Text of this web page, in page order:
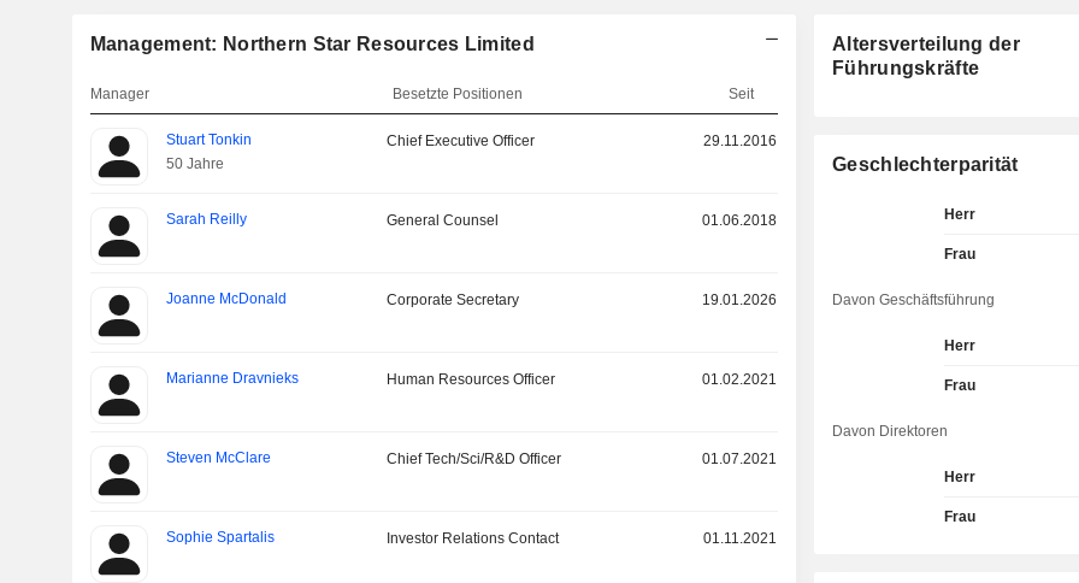
Management: Northern Star Resources Limited
Manager Besetzte Positionen Seit
Stuart Tonkin
50 Jahre
Chief Executive Officer 29.11.2016
Sarah Reilly General Counsel 01.06.2018
Joanne McDonald Corporate Secretary 19.01.2026
Marianne Dravnieks Human Resources Officer 01.02.2021
Steven McClare Chief Tech/Sci/R&D Officer 01.07.2021
Sophie Spartalis Investor Relations Contact 01.11.2021
Altersverteilung der
Führungskräfte
Geschlechterparität
Herr
Frau
Davon Geschäftsführung
Herr
Frau
Davon Direktoren
Herr
Frau